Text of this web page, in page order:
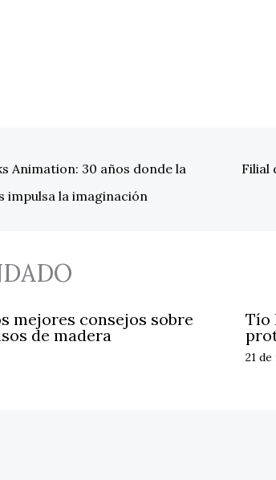
Animation: 30 años donde la
la imaginación
Filial
mejores consejos sobre
de madera
Tío
21